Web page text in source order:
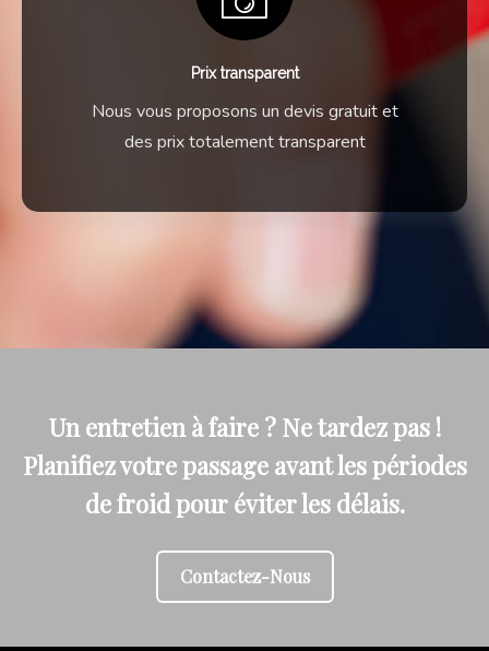
Prix transparent
Nous vous proposons un devis gratuit et
des prix totalement transparent
Un entretien à faire ? Ne tardez pas !
Planifiez votre passage avant les périodes
de froid pour éviter les délais.
Contactez-Nous